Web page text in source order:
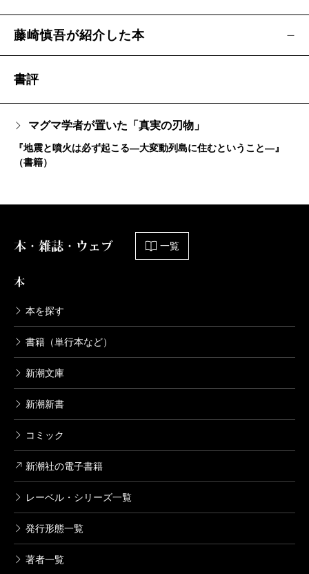
藤崎慎吾が紹介した本
書評
マグマ学者が置いた「真実の刃物」
『地震と噴火は必ず起こる―大変動列島に住むということ―』
（書籍）
本・雑誌・ウェブ 一覧
本
本を探す
書籍（単行本など）
新潮文庫
新潮新書
コミック
新潮社の電子書籍
レーベル・シリーズ一覧
発行形態一覧
著者一覧